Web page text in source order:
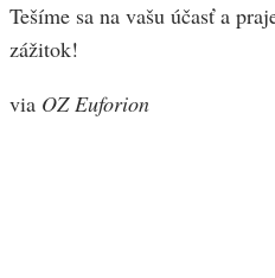
Tešíme sa na vašu účasť a
zážitok!
via OZ Euforion